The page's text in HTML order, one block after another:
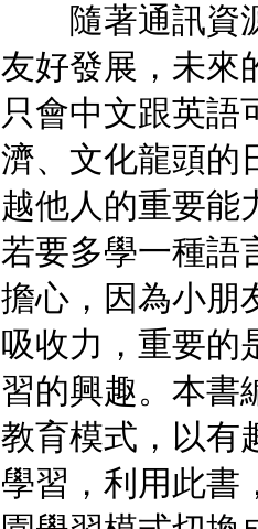
隨著通訊資源
友好發展，未來
只會中文跟英語
濟、文化龍頭的
越他人的重要能
若要多學一種語
擔心，因為小朋
吸收力，重要的
習的興趣。本書
教育模式，以有
學習，利用此書